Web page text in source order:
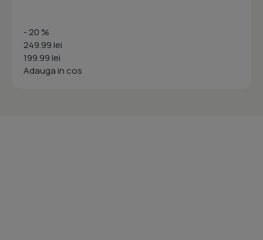
- 20 %
249.99 lei
199.99 lei
Adauga in cos